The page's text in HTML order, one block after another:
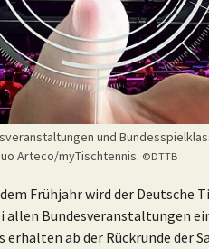
und
Arteco/myTischtennis. ©DTTB
Frühjahr wird der Deutsche
Bundesveranstaltungen
ab der Rückrunde der